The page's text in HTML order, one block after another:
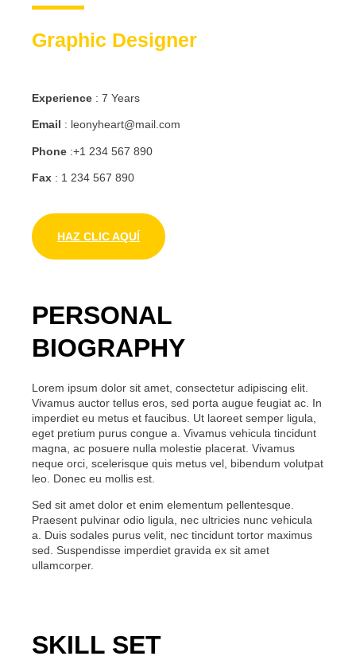
Graphic Designer
Experience : 7 Years
Email : leonyheart@mail.com
Phone :+1 234 567 890
Fax : 1 234 567 890
HAZ CLIC AQUÍ
PERSONAL
BIOGRAPHY
Lorem ipsum dolor sit amet, consectetur adipiscing elit.
Vivamus auctor tellus eros, sed porta augue feugiat ac. In
imperdiet eu metus et faucibus. Ut laoreet semper ligula,
eget pretium purus congue a. Vivamus vehicula tincidunt
magna, ac posuere nulla molestie placerat. Vivamus
neque orci, scelerisque quis metus vel, bibendum volutpat
leo. Donec eu mollis est.
Sed sit amet dolor et enim elementum pellentesque.
Praesent pulvinar odio ligula, nec ultricies nunc vehicula
a. Duis sodales purus velit, nec tincidunt tortor maximus
sed. Suspendisse imperdiet gravida ex sit amet
ullamcorper.
SKILL SET